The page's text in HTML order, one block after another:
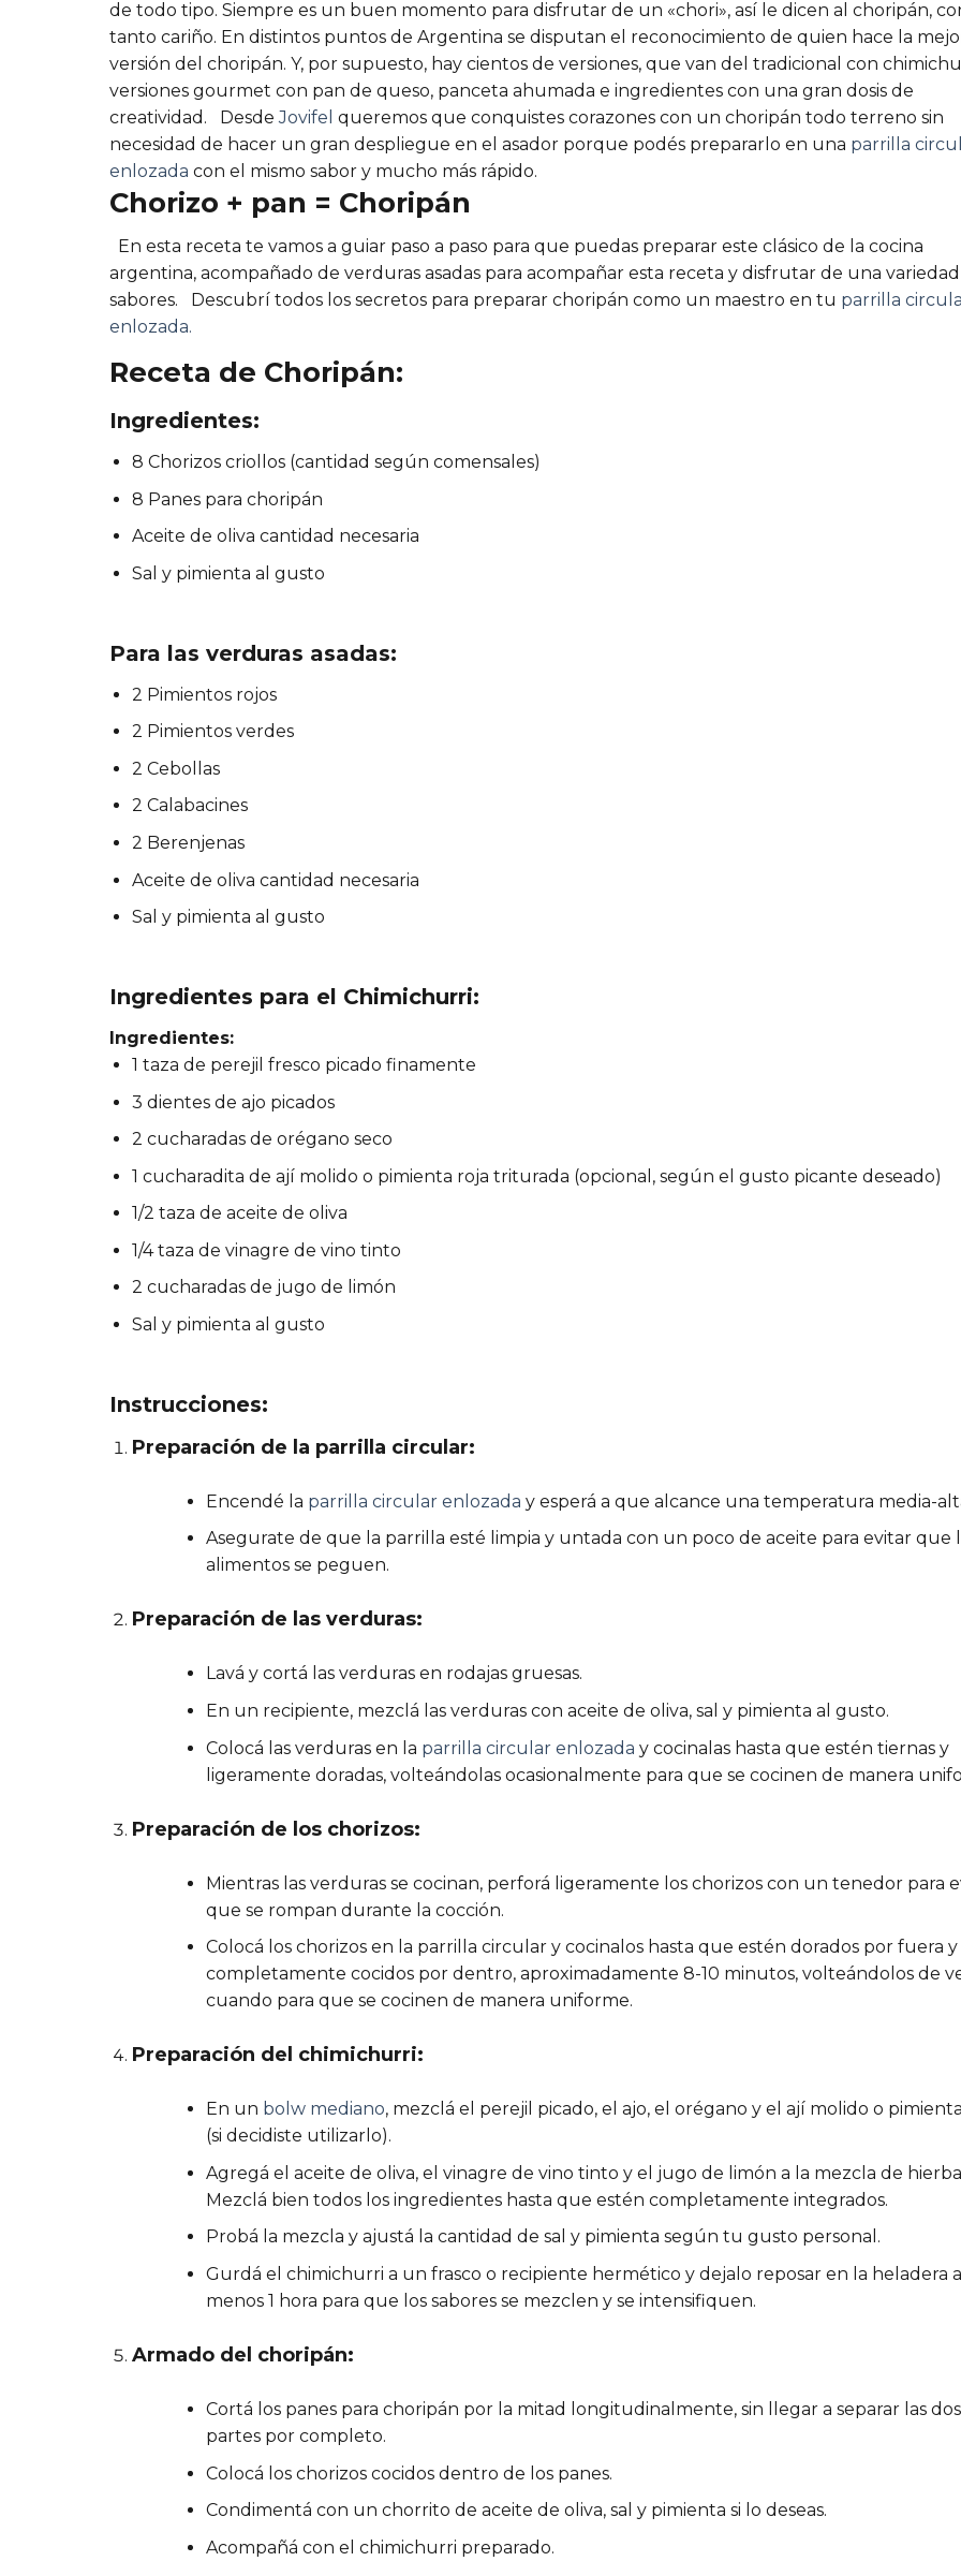
de todo tipo. Siempre es un buen momento para disfrutar de un «chori», así le dicen al choripán,
tanto cariño. En distintos puntos de Argentina se disputan el reconocimiento de quien hace la
versión del choripán. Y, por supuesto, hay cientos de versiones, que van del tradicional con
versiones gourmet con pan de queso, panceta ahumada e ingredientes con una gran dosis de
creatividad.
DesdeJovifel queremos que conquistes corazones con un choripán todo terreno sin
necesidad de hacer un gran despliegue en el asador porque podés prepararlo en una parrilla
enlozada con el mismo sabor y mucho más rápido.
Chorizo + pan = Choripán
En esta receta te vamos a guiar paso a paso para que puedas preparar este clásico de la cocina
argentina, acompañado de verduras asadas para acompañar esta receta y disfrutar de una
sabores.
Descubrí todos los secretos para preparar choripán como un maestro en tu parrilla
enlozada.
Receta de Choripán:
Ingredientes:
8 Chorizos criollos (cantidad según comensales)
8 Panes para choripán
Aceite de oliva cantidad necesaria
Sal y pimienta al gusto
Para las verduras asadas:
2 Pimientos rojos
2 Pimientos verdes
2 Cebollas
2 Calabacines
2 Berenjenas
Aceite de oliva cantidad necesaria
Sal y pimienta al gusto
Ingredientes para el Chimichurri:
Ingredientes:
1 taza de perejil fresco picado finamente
3 dientes de ajo picados
2 cucharadas de orégano seco
1 cucharadita de ají molido o pimienta roja triturada (opcional, según el gusto picante deseado)
1/2 taza de aceite de oliva
1/4 taza de vinagre de vino tinto
2 cucharadas de jugo de limón
Sal y pimienta al gusto
Instrucciones:
Preparación de la parrilla circular:
Encendé la parrilla circular enlozada y esperá a que alcance una temperatura media-
Asegurate de que la parrilla esté limpia y untada con un poco de aceite para evitar que
alimentos se peguen.
Preparación de las verduras:
Lavá y cortá las verduras en rodajas gruesas.
En un recipiente, mezclá las verduras con aceite de oliva, sal y pimienta al gusto.
Colocá las verduras en la parrilla circular enlozada y cocinalas hasta que estén tiernas y
ligeramente doradas, volteándolas ocasionalmente para que se cocinen de manera
Preparación de los chorizos:
Mientras las verduras se cocinan, perforá ligeramente los chorizos con un tenedor para
que se rompan durante la cocción.
Colocá los chorizos en la parrilla circular y cocinalos hasta que estén dorados por fuera y
completamente cocidos por dentro, aproximadamente 8-10 minutos, volteándolos de
cuando para que se cocinen de manera uniforme.
Preparación del chimichurri:
En un bolw mediano, mezclá el perejil picado, el ajo, el orégano y el ají molido o
(si decidiste utilizarlo).
Agregá el aceite de oliva, el vinagre de vino tinto y el jugo de limón a la mezcla de
Mezclá bien todos los ingredientes hasta que estén completamente integrados.
Probá la mezcla y ajustá la cantidad de sal y pimienta según tu gusto personal.
Gurdá el chimichurri a un frasco o recipiente hermético y dejalo reposar en la heladera al
menos 1 hora para que los sabores se mezclen y se intensifiquen.
Armado del choripán:
Cortá los panes para choripán por la mitad longitudinalmente, sin llegar a separar las dos
partes por completo.
Colocá los chorizos cocidos dentro de los panes.
Condimentá con un chorrito de aceite de oliva, sal y pimienta si lo deseas.
Acompañá con el chimichurri preparado.